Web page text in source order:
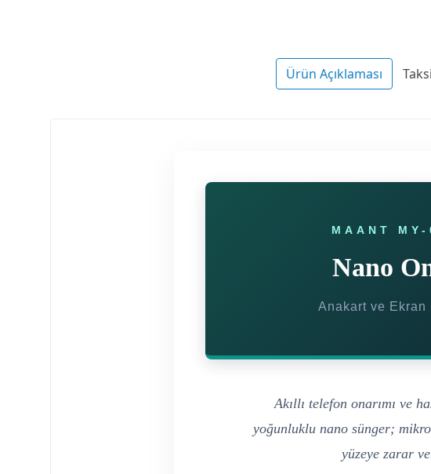
Ürün Açıklaması
MAANT
Nano
Anakart ve Ekran
Akıllı telefon onarımı ve
yoğunluklu nano sünger;
yüzeye zarar